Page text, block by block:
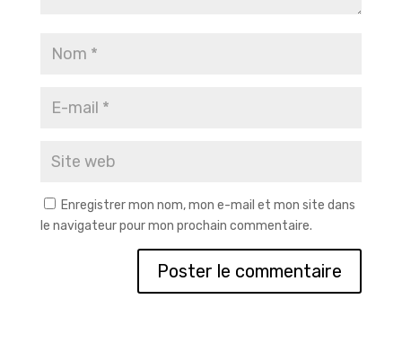
Enregistrer mon nom, mon e-mail et mon site dans
le navigateur pour mon prochain commentaire.